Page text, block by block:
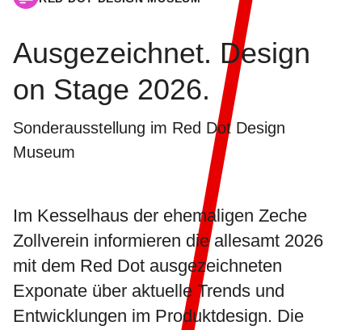
Ausgezeichnet. Design
on Stage 2026.
Sonderausstellung im Red Dot Design
Museum
Im Kesselhaus der ehemaligen Zeche
Zollverein informieren die allesamt 2026
mit dem Red Dot ausgezeichneten
Exponate über aktuelle Trends und
Entwicklungen im Produktdesign. Die